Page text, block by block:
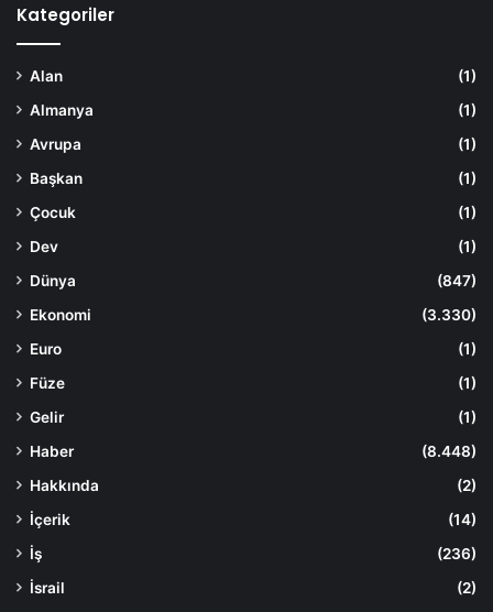
Kategoriler
Alan
(1)
Almanya
(1)
Avrupa
(1)
Başkan
(1)
Çocuk
(1)
Dev
(1)
Dünya
(847)
Ekonomi
(3.330)
Euro
(1)
Füze
(1)
Gelir
(1)
Haber
(8.448)
Hakkında
(2)
İçerik
(14)
İş
(236)
İsrail
(2)